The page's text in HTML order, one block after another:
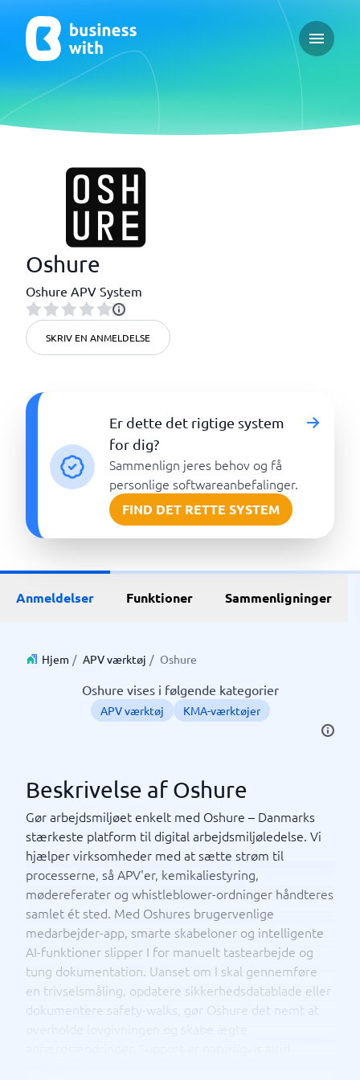
Open
Oshure
Oshure APV System
SKRIV EN ANMELDELSE
Er dette det rigtige system
for dig?
Sammenlign jeres behov og få
personlige softwareanbefalinger.
FIND DET RETTE SYSTEM
Anmeldelser Funktioner Sammenligninger
Hjem / APV værktøj / Oshure
Oshure vises i følgende kategorier
APV værktøj KMA-værktøjer
Beskrivelse af Oshure
Gør arbejdsmiljøet enkelt med Oshure – Danmarks
stærkeste platform til digital arbejdsmiljøledelse. Vi
hjælper virksomheder med at sætte strøm til
processerne, så APV'er, kemikaliestyring,
mødereferater og whistleblower-ordninger håndteres
samlet ét sted. Med Oshures brugervenlige
medarbejder-app, smarte skabeloner og intelligente
AI-funktioner slipper I for manuelt tastearbejde og
tung dokumentation. Uanset om I skal gennemføre
en trivselsmåling, opdatere sikkerhedsdatablade eller
dokumentere safety-walks, gør Oshure det nemt at